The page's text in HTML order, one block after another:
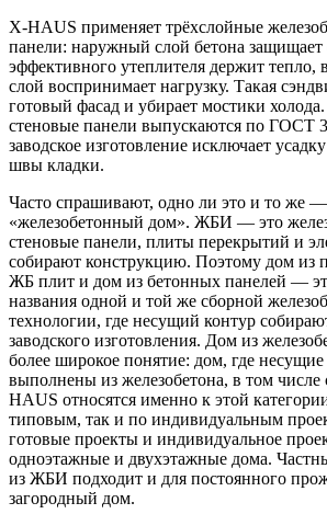
X-HAUS применяет трёхслойные
панели: наружный слой бетона защищает
эффективного утеплителя держит
слой воспринимает нагрузку. Такая
готовый фасад и убирает мостики
стеновые панели выпускаются по ГОСТ
заводское изготовление исключает
швы кладки.
Часто спрашивают, одно ли это и то же
«железобетонный дом». ЖБИ — это
стеновые панели, плиты перекрытий и
собирают конструкцию. Поэтому дом
ЖБ плит и дом из бетонных панелей —
названия одной и той же сборной
технологии, где несущий контур
заводского изготовления. Дом из
более широкое понятие: дом, где
выполнены из железобетона, в том
HAUS относятся именно к этой
типовым, так и по индивидуальным
готовые проекты и индивидуальное
одноэтажные и двухэтажные дома.
из ЖБИ подходит и для постоянного
загородный дом.